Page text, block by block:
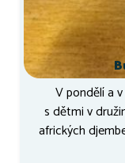
V pondělí a
s dětmi v
afrických